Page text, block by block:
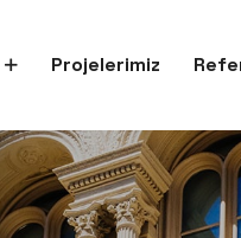
Projelerimiz